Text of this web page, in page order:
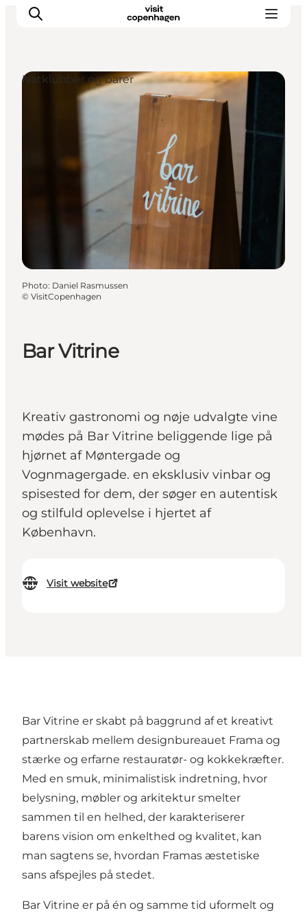
Mat och dryck
Planera din resa
Bar Vitrine
Kreativ gastronomi og nøje udvalgte vine
mødes på Bar Vitrine beliggende lige på
hjørnet af Møntergade og
Vognmagergade. en eksklusiv vinbar og
spisested for dem, der søger en autentisk
og stilfuld oplevelse i hjertet af
København.
Visit website
Natklubber og barer
Photo: Daniel Rasmussen
© VisitCopenhagen
Bar Vitrine er skabt på baggrund af et kreativt
partnerskab mellem designbureauet Frama og
stærke og erfarne restauratør- og kokkekræfter.
Med en smuk, minimalistisk indretning, hvor
belysning, møbler og arkitektur smelter
sammen til en helhed, der karakteriserer
barens vision om enkelthed og kvalitet, kan
man sagtens se, hvordan Framas æstetiske
sans afspejles på stedet.
Bar Vitrine er på én og samme tid uformelt og